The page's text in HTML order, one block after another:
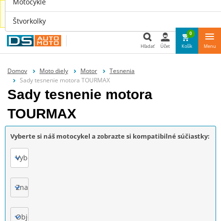
Náhradné diely aj pre tvoje auto nájdeš u nás na
www.dsauto.sk
Hľadať Účet
0
Košík Menu
Domov Moto diely Motor
Tesnenia
Sady tesnenie motora TOURMAX
Sady tesnenie motora
TOURMAX
Vyberte si náš motocykel a zobrazte si kompatibilné súčiastky:
Vyberte
Značka
Objem motora
Štvorkolky